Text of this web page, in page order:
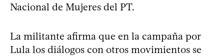
Nacional de Mujeres del PT.
La militante afirma que en la campaña por
Lula los diálogos con otros movimientos se